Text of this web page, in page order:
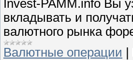
Invest-PAMM.info Вы
вкладывать и
валютного рынка
Валютные операции